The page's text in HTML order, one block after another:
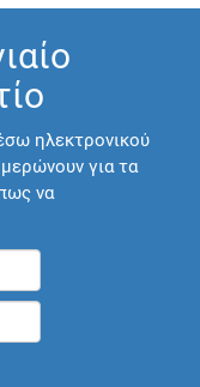
ηλεκτρονικού
για τα
να